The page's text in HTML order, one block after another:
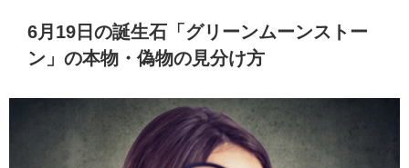
6月19日の誕生石「グリーンムーンストー
ン」の本物・偽物の見分け方